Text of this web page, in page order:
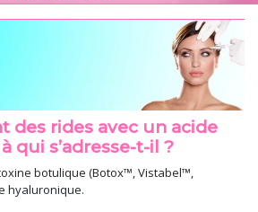
des rides avec un acide
qui s’adresse-t-il ?
botulique (Botox™, Vistabel™,
hyaluronique.